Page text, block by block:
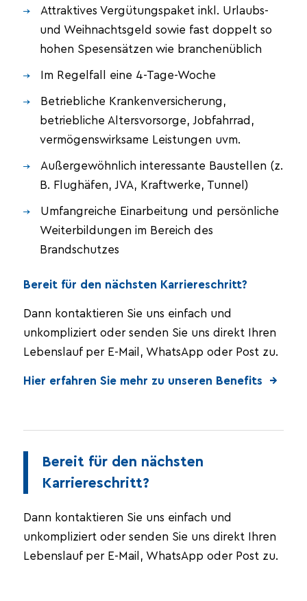
Attraktives Vergütungspaket inkl. Urlaubs-
und Weihnachtsgeld sowie fast doppelt so
hohen Spesensätzen wie branchenüblich
Im Regelfall eine 4-Tage-Woche
Betriebliche Krankenversicherung,
betriebliche Altersvorsorge, Jobfahrrad,
vermögenswirksame Leistungen uvm.
Außergewöhnlich interessante Baustellen (z.
B. Flughäfen, JVA, Kraftwerke, Tunnel)
Umfangreiche Einarbeitung und persönliche
Weiterbildungen im Bereich des
Brandschutzes
Bereit für den nächsten Karriereschritt?
Dann kontaktieren Sie uns einfach und
unkompliziert oder senden Sie uns direkt Ihren
Lebenslauf per E-Mail, WhatsApp oder Post zu.
Hier erfahren Sie mehr zu unseren Benefits →
Bereit für den nächsten
Karriereschritt?
Dann kontaktieren Sie uns einfach und
unkompliziert oder senden Sie uns direkt Ihren
Lebenslauf per E-Mail, WhatsApp oder Post zu.